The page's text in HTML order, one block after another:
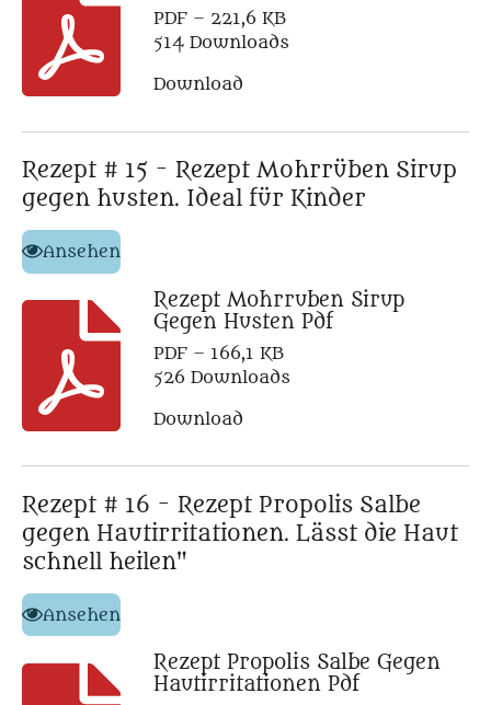
PDF – 221,6 KB
514 Downloads
Download
Rezept # 15 - Rezept Mohrrüben Sirup
gegen husten. Ideal für Kinder
Ansehen
Rezept Mohrruben Sirup
Gegen Husten Pdf
PDF – 166,1 KB
526 Downloads
Download
Rezept # 16 - Rezept Propolis Salbe
gegen Hautirritationen. Lässt die Haut
schnell heilen"
Ansehen
Rezept Propolis Salbe Gegen
Hautirritationen Pdf